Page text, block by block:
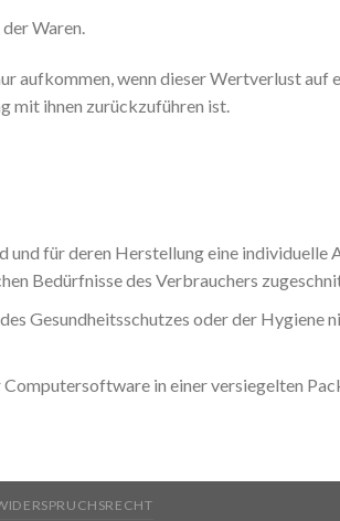
Waren.
aufkommen, wenn dieser Wertverlust auf
mit ihnen zurückzuführen ist.
für deren Herstellung eine individuelle
Bedürfnisse des Verbrauchers
Gesundheitsschutzes oder der Hygiene
in einer versiegelten